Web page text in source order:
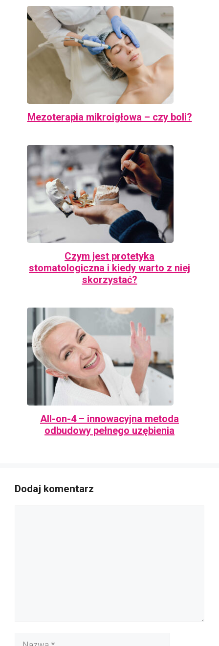
Mezoterapia mikroigłowa – czy boli?
Czym jest protetyka
stomatologiczna i kiedy warto z niej
skorzystać?
All-on-4 – innowacyjna metoda
odbudowy pełnego uzębienia
Dodaj komentarz
Nazwa